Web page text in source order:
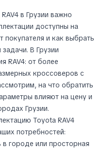
в Грузии важно
доступны на
и как выбрать
В Грузии
RAV4: от более
кроссоверов с
на что обратить
влияют на цену и
Грузии.
Toyota RAV4
потребностей:
в городе или просторная